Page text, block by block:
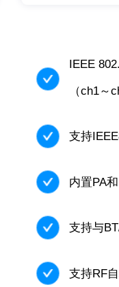
IEEE
（ch1～
支持
内置PA
支持与
支持RF